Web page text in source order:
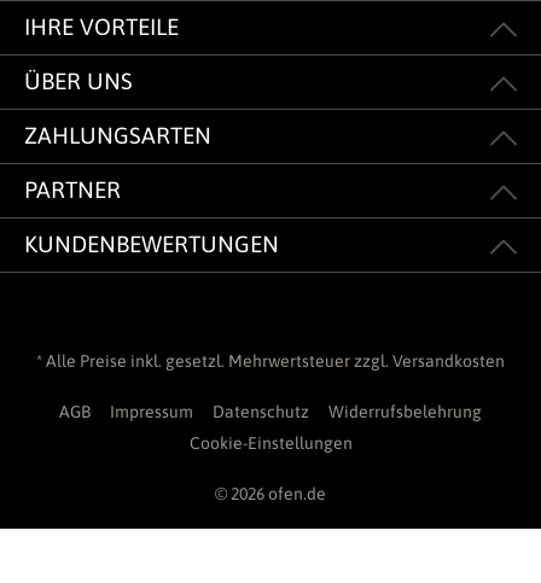
IHRE VORTEILE
ÜBER UNS
ZAHLUNGSARTEN
PARTNER
KUNDENBEWERTUNGEN
* Alle Preise inkl. gesetzl. Mehrwertsteuer zzgl. Versandkosten
AGB Impressum Datenschutz
Widerrufsbelehrung
Cookie-Einstellungen
© 2026 ofen.de